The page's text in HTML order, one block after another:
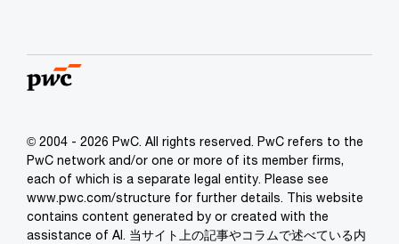
© 2004 - 2026 PwC. All rights reserved. PwC refers to the
PwC network and/or one or more of its member firms,
each of which is a separate legal entity. Please see
www.pwc.com/structure for further details. This website
contains content generated by or created with the
assistance of AI. 当サイト上の記事やコラムで述べている内